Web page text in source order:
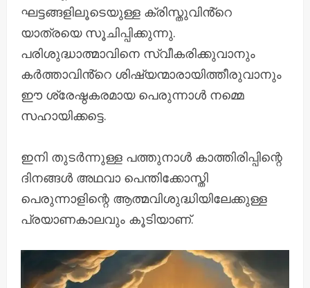
ഘട്ടങ്ങളിലൂടെയുള്ള ക്രിസ്തുവിൻ്റെ
യാത്രയെ സൂചിപ്പിക്കുന്നു.
പരിശുദ്ധാത്മാവിനെ സ്വീകരിക്കുവാനും
കർത്താവിൻ്റെ ശിഷ്യന്മാരായിത്തീരുവാനും
ഈ ശ്രേഷ്ഠകരമായ പെരുന്നാൾ നമ്മെ
സഹായിക്കട്ടെ.
ഇനി തുടർന്നുള്ള പത്തുനാൾ കാത്തിരിപ്പിന്റെ
ദിനങ്ങൾ അഥവാ പെന്തിക്കോസ്തി
പെരുന്നാളിന്റെ ആത്മവിശുദ്ധിയിലേക്കുള്ള
പ്രയാണകാലവും കൂടിയാണ്.